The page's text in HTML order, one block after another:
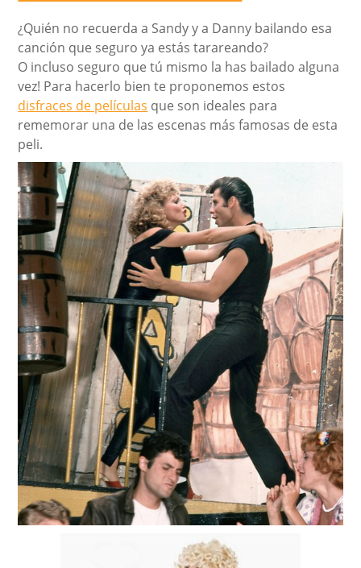
¿Quién no recuerda a Sandy y a Danny bailando esa
canción que seguro ya estás tarareando?
O incluso seguro que tú mismo la has bailado alguna
vez! Para hacerlo bien te proponemos estos
disfraces de películas que son ideales para
rememorar una de las escenas más famosas de esta
peli.